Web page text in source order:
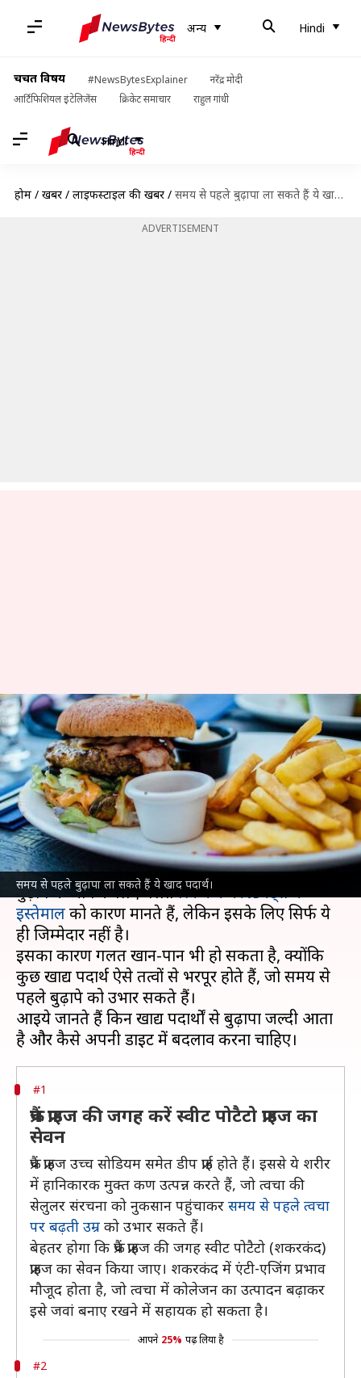
अन्य Hindi
चर्चित विषय #NewsBytesExplainer
नरेंद्र मोदी
आर्टिफिशियल इंटेलिजेंस
क्रिकेट समाचार राहुल गांधी
Hindi
होम / खबरें / लाइफस्टाइल की खबरें / समय से पहले बुढ़ापा ला सकते हैं ये खाद पदार्थ, जल्द करें अपनी डाइट में बदलाव
ADVERTISEMENT
समय से पहले बुढ़ापा ला सकते हैं ये खाद पदार्थ।
समय से पहले बुढ़ापा ला सकते हैं ये
खाद पदार्थ, जल्द करें अपनी डाइट में
बदलाव
लेखन अंजली May 05, 2022 05:25 pm
क्या है खबर?
अमूमन लोग समय से पहले अपनी त्वचा पर दिखने वाले
बुढ़ापे के प्रभाव के लिए गलतस्किन केयर प्रोडक्ट्स के
इस्तेमालको कारण मानते हैं, लेकिन इसके लिए सिर्फ ये
ही जिम्मेदार नहीं है।
इसका कारण गलत खान-पान भी हो सकता है, क्योंकि
कुछ खाद्य पदार्थ ऐसे तत्वों से भरपूर होते हैं, जो समय से
पहले बुढ़ापे को उभार सकते हैं।
आइये जानते हैं किन खाद्य पदार्थों से बुढ़ापा जल्दी आता
#1
फ्रैंच फ्राइज की जगह करें स्वीट पोटैटो फ्राइज का
सेवन
फ्रैंच फ्राइज उच्च सोडियम समेत डीप फ्राई होते हैं। इससे ये शरीर
में हानिकारक मुक्त कण उत्पन्न करते हैं, जो त्वचा की
सेलुलर संरचना को नुकसान पहुंचाकर समय से पहले त्वचा
पर बढ़ती उम्र को उभार सकते हैं।
बेहतर होगा कि फ्रैंच फ्राइज की जगह स्वीट पोटैटो (शकरकंद)
फ्राइज का सेवन किया जाए। शकरकंद में एंटी-एजिंग प्रभाव
मौजूद होता है, जो त्वचा में कोलेजन का उत्पादन बढ़ाकर
इसे जवां बनाए रखने में सहायक हो सकता है।
आपने 25% पढ़ लिया है
#2